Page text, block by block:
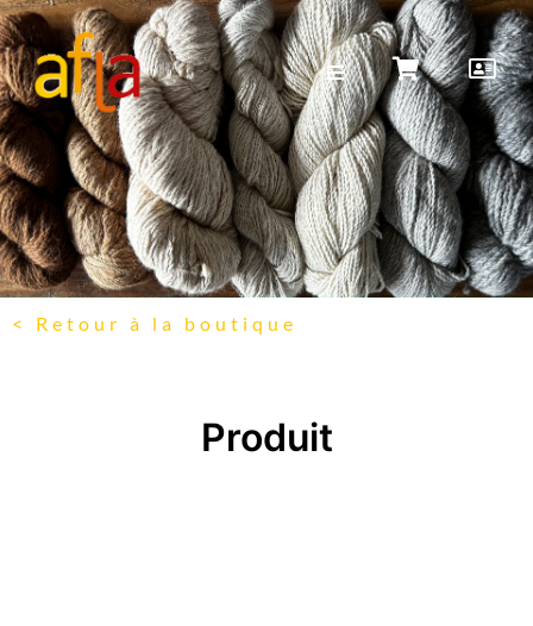
< Retour à la boutique
Produit